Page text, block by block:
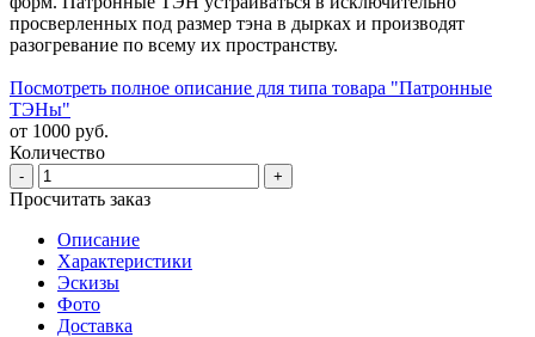
просверленных под размер тэна в дырках и производят
разогревание по всему их пространству.
Посмотреть полное описание для типа товара "Патронные
ТЭНы"
от 1000 руб.
Количество
- +
Просчитать заказ
Описание
Характеристики
Эскизы
Фото
Доставка